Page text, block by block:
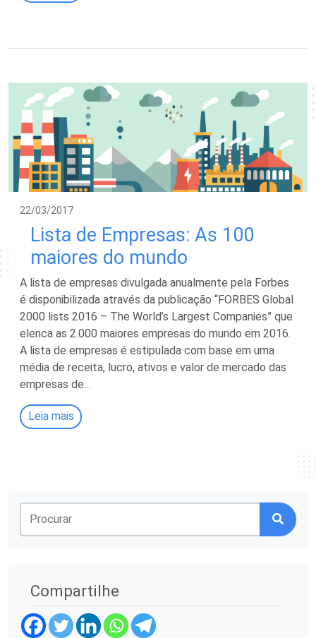
22/03/2017
Lista de Empresas: As 100
maiores do mundo
A lista de empresas divulgada anualmente pela Forbes
é disponibilizada através da publicação “FORBES Global
2000 lists 2016 – The World’s Largest Companies” que
elenca as 2.000 maiores empresas do mundo em 2016.
A lista de empresas é estipulada com base em uma
média de receita, lucro, ativos e valor de mercado das
empresas de…
Leia mais
Compartilhe